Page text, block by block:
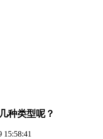
种类型呢？